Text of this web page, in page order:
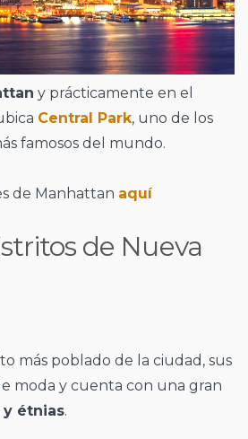
y prácticamente en el
Central Park, uno de los
famosos del mundo.
de Manhattan aquí
de Nueva
más poblado de la ciudad, sus
moda y cuenta con una gran
y étnias.